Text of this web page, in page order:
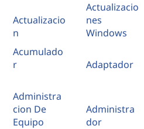
Actualizacio
n
Actualizacio
nes
Windows
Acumulado
r
Adaptador
Administra
cion De
Equipo
Administra
dor